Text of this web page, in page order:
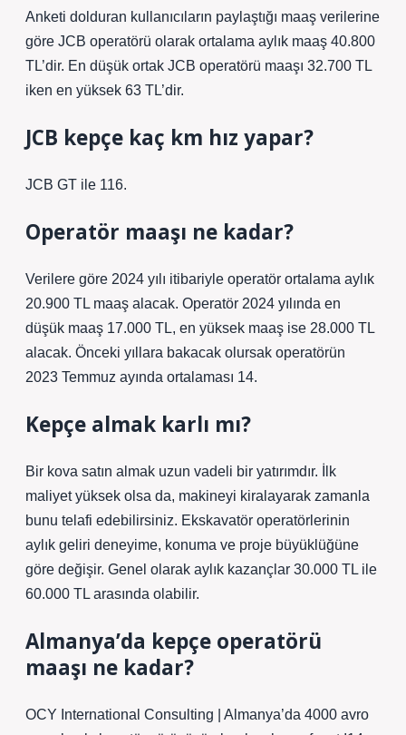
Anketi dolduran kullanıcıların paylaştığı maaş verilerine
göre JCB operatörü olarak ortalama aylık maaş 40.800
TL’dir. En düşük ortak JCB operatörü maaşı 32.700 TL
iken en yüksek 63 TL’dir.
JCB kepçe kaç km hız yapar?
JCB GT ile 116.
Operatör maaşı ne kadar?
Verilere göre 2024 yılı itibariyle operatör ortalama aylık
20.900 TL maaş alacak. Operatör 2024 yılında en
düşük maaş 17.000 TL, en yüksek maaş ise 28.000 TL
alacak. Önceki yıllara bakacak olursak operatörün
2023 Temmuz ayında ortalaması 14.
Kepçe almak karlı mı?
Bir kova satın almak uzun vadeli bir yatırımdır. İlk
maliyet yüksek olsa da, makineyi kiralayarak zamanla
bunu telafi edebilirsiniz. Ekskavatör operatörlerinin
aylık geliri deneyime, konuma ve proje büyüklüğüne
göre değişir. Genel olarak aylık kazançlar 30.000 TL ile
60.000 TL arasında olabilir.
Almanya’da kepçe operatörü
maaşı ne kadar?
OCY International Consulting | Almanya’da 4000 avro